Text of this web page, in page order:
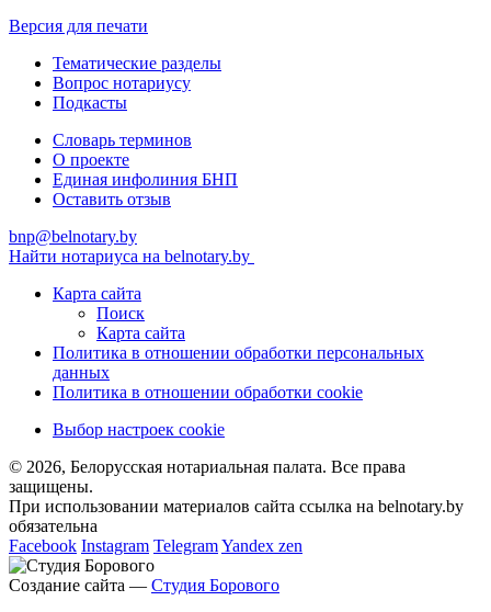
Версия для печати
Тематические разделы
Вопрос нотариусу
Подкасты
Словарь терминов
О проекте
Единая инфолиния БНП
Оставить отзыв
bnp@belnotary.by
Найти нотариуса на belnotary.by
Карта сайта
Поиск
Карта сайта
Политика в отношении обработки персональных
данных
Политика в отношении обработки cookie
Выбор настроек cookie
© 2026, Белорусская нотариальная палата. Все права
защищены.
При использовании материалов сайта ссылка на belnotary.by
обязательна
Facebook Instagram TelegramYandex zen
Создание сайта — Студия Борового